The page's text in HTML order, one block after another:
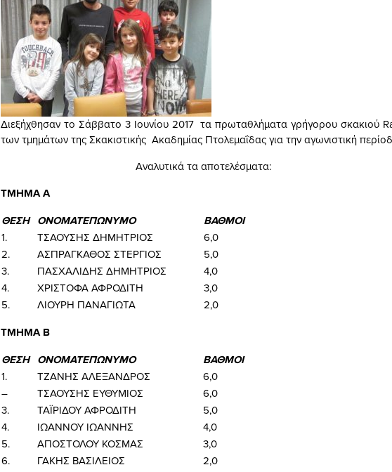
Διεξήχθησαν το Σάββατο 3 Ιουνίου 2017 τα πρωταθλήματα γρήγορου σκακιού
των τμημάτων της Σκακιστικής Ακαδημίας Πτολεμαΐδας για την αγωνιστική
Αναλυτικά τα αποτελέσματα:
ΤΜΗΜΑ Α
ΘΕΣΗ ΟΝΟΜΑΤΕΠΩΝΥΜΟ ΒΑΘΜΟΙ
1. ΤΣΑΟΥΣΗΣ ΔΗΜΗΤΡΙΟΣ
6,0
2.
ΑΣΠΡΑΓΚΑΘΟΣ ΣΤΕΡΓΙΟΣ
5,0
3.
ΠΑΣΧΑΛΙΔΗΣ ΔΗΜΗΤΡΙΟΣ
4,0
4.
ΧΡΙΣΤΟΦΑ ΑΦΡΟΔΙΤΗ
3,0
5.
ΛΙΟΥΡΗ ΠΑΝΑΓΙΩΤΑ 2,0
ΤΜΗΜΑ Β
ΘΕΣΗ ΟΝΟΜΑΤΕΠΩΝΥΜΟ ΒΑΘΜΟΙ
1. ΤΖΑΝΗΣ ΑΛΕΞΑΝΔΡΟΣ
6,0
–
ΤΣΑΟΥΣΗΣ ΕΥΘΥΜΙΟΣ
6,0
3.
ΤΑΪΡΙΔΟΥ ΑΦΡΟΔΙΤΗ
5,0
4.
ΙΩΑΝΝΟΥ ΙΩΑΝΝΗΣ
4,0
5.
ΑΠΟΣΤΟΛΟΥ ΚΟΣΜΑΣ
3,0
6.
ΓΑΚΗΣ ΒΑΣΙΛΕΙΟΣ
2,0